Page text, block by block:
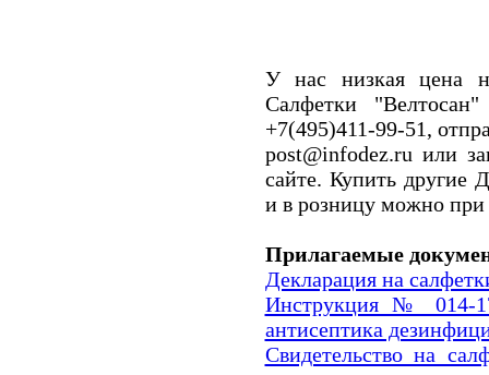
У нас низкая цена
Салфетки
+7(495)411-99-51,
post@infodez.ru или
сайте. Купить другие
и в розницу можно
Прилагаемые
Декларация на
Инструкция № 014-
антисептика
Свидетельство на